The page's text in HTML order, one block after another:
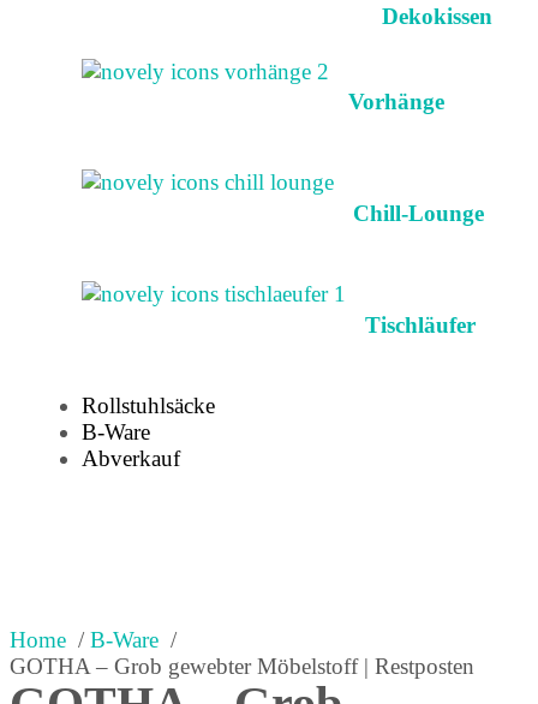
Dekokissen
Vorhänge
Chill-Lounge
Tischläufer
Rollstuhlsäcke
B-Ware
Abverkauf
Home
B-Ware
GOTHA – Grob gewebter Möbelstoff | Restposten